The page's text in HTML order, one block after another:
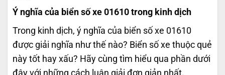
Ý nghĩa của biển số xe 01610 trong kinh dịch
Trong kinh dịch, ý nghĩa của biển số xe 01610
được giải nghĩa như thế nào? Biển số xe thuộc quẻ
này tốt hay xấu? Hãy cùng tìm hiểu qua phần dưới